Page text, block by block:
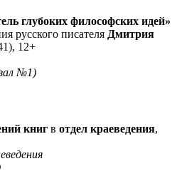
глубоких философских идей»
русского писателя Дмитрия
12+
№1)
книг в отдел краеведения,